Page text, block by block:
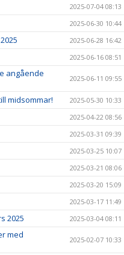
2025-07-04 08:13
2025-06-30 10:44
2025-06-28 16:42
2025-06-16 08:51
angående
2025-06-11 09:55
midsommar! 2025-05-30 10:33
2025-04-22 08:56
2025-03-31 09:39
2025-03-25 10:07
2025-03-21 08:06
2025-03-20 15:09
2025-03-17 11:49
2025 2025-03-04 08:11
med
2025-02-07 10:33